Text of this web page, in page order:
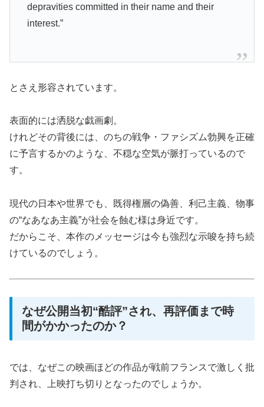
depravities committed in their name and their
interest.”
とさえ形容されています。
表面的には洒脱な戯画劇。
けれどその背後には、のちの戦争・ファシズム勃興を正確
に予言するかのような、不穏な空気が脈打っているので
す。
現代の日本や世界でも、既得権層の偽善、利己主義、物事
の“なあなあ主義”が社会を蝕む様は身近です。
だからこそ、本作のメッセージは今も強烈な示唆を持ち続
けているのでしょう。
なぜ公開当初“酷評”され、再評価まで時
間がかかったのか？
では、なぜこの映画ほどの作品が戦前フランスで激しく批
判され、上映打ち切りとなったのでしょうか。